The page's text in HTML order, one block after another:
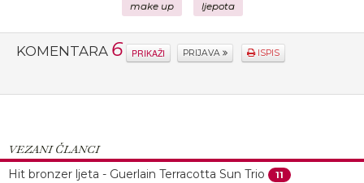
make up ljepota
KOMENTARA 6 PRIKAŽI PRIJAVA ISPIS
VEZANI ČLANCI
Hit bronzer ljeta - Guerlain Terracotta Sun Trio
11